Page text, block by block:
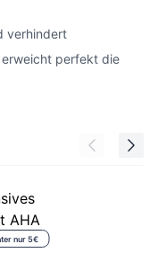
verhindert
perfekt die
nur 5€